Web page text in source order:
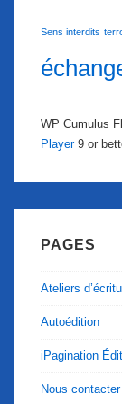
Sens interdits
WP Cumulus
Player9 or
PAGES
Ateliers
Autoédition
iPagination
Nous contacter